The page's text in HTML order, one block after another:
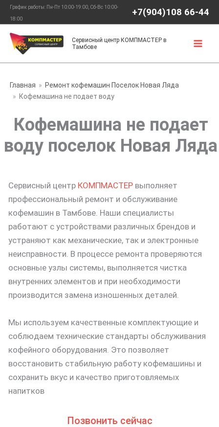
Перейти
содержимому
График работы: Пн-Пт 10:00-19:00, Сб-Вс 10:00-
18:00
+7(904)108 66-44
Сервисный центр КОМПМАСТЕР в
Тамбове
Главная
Ремонт кофемашин Поселок Новая Ляда
Кофемашина не подает воду
Кофемашина не подает
воду поселок Новая Ляда
Сервисный центр КОМПМАСТЕР выполняет
профессиональный ремонт и обслуживание
кофемашин в Тамбове. Наши специалисты
работают с устройствами различных брендов и
устраняют как механические, так и электронные
неисправности. В процессе ремонта проверяются
основные узлы системы, выполняется чистка
внутренних элементов и при необходимости
производится замена изношенных деталей.
Мы используем качественные комплектующие и
соблюдаем технические стандарты обслуживания
кофейного оборудования. Это позволяет
восстановить стабильную работу кофемашины и
сохранить вкус и качество приготовляемых
напитков
Позвонить сейчас